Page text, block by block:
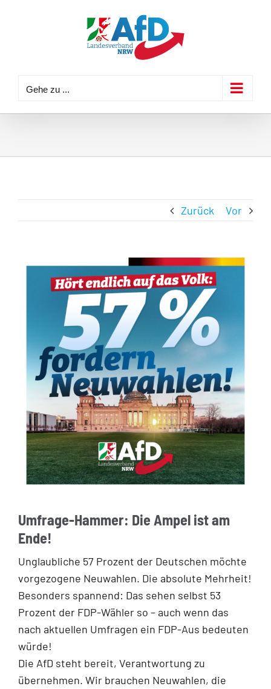
Gehe zu ...
Zurück Vor
Umfrage-Hammer: Die Ampel ist am
Ende!
Unglaubliche 57 Prozent der Deutschen möchte
vorgezogene Neuwahlen. Die absolute Mehrheit!
Besonders spannend: Das sehen selbst 53
Prozent der FDP-Wähler so – auch wenn das
nach aktuellen Umfragen ein FDP-Aus bedeuten
würde!
Die AfD steht bereit, Verantwortung zu
übernehmen. Wir brauchen Neuwahlen, die